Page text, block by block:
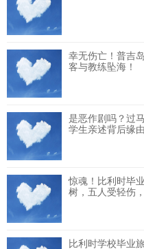
幸无伤亡！普吉
客与教练坠海！
是恶作剧吗？过
学生亲述背后缘由
惊魂！比利时毕
树，五人受轻伤
比利时学校毕业